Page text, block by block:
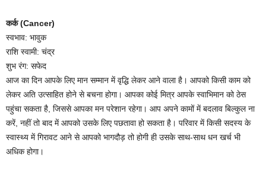
कर्क (Cancer)
स्वभाव: भावुक
राशि स्वामी: चंद्र
शुभ रंग: सफेद
आज का दिन आपके लिए मान सम्मान में वृद्धि लेकर आने वाला है। आपको किसी काम को
लेकर अति उत्साहित होने से बचना होगा। आपका कोई मित्र आपके स्वाभिमान को ठेस
पहुंचा सकता है, जिससे आपका मन परेशान रहेगा। आप अपने कामों में बदलाव बिल्कुल ना
करें, नहीं तो बाद में आपको उसके लिए पछतावा हो सकता है। परिवार में किसी सदस्य के
स्वास्थ्य में गिरावट आने से आपको भागदौड़ तो होगी ही उसके साथ-साथ धन खर्च भी
अधिक होगा।